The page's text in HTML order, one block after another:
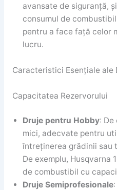
avansate de siguranță,
consumul de
pentru a face față celor
lucru.
Caracteristici Esențiale ale
Capacitatea Rezervorului
Druje pentru Hobby: De
mici, adecvate pentru
întreținerea grădinii sau
De exemplu, Husqvarna
de combustibil cu
Druje Semiprofesionale